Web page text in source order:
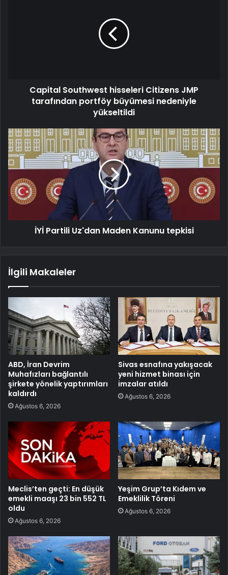
Capital Southwest hisseleri Citizens JMP
tarafından portföy büyümesi nedeniyle
yükseltildi
İYİ Partili Uz'dan Maden Kanunu tepkisi
İlgili Makaleler
ABD, İran Devrim
Muhafızları bağlantılı
şirkete yönelik yaptırımları
kaldırdı
Ağustos 6, 2026
Sivas esnafına yakışacak
yeni hizmet binası için
imzalar atıldı
Ağustos 6, 2026
Meclis’ten geçti: En düşük
emekli maaşı 23 bin 552 TL
oldu
Ağustos 6, 2026
Yeşim Grup’ta Kıdem ve
Emeklilik Töreni
Ağustos 6, 2026